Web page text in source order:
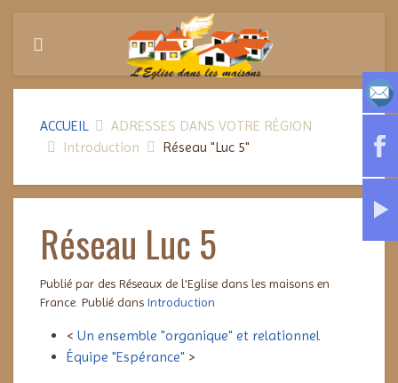
ACCUEIL
ADRESSES DANS VOTRE RÉGION
Introduction
Réseau "Luc 5"
Réseau Luc 5
Publié par des Réseaux de l'Eglise dans les maisons en
France. Publié dans Introduction
< Un ensemble "organique" et relationnel
Équipe "Espérance" >